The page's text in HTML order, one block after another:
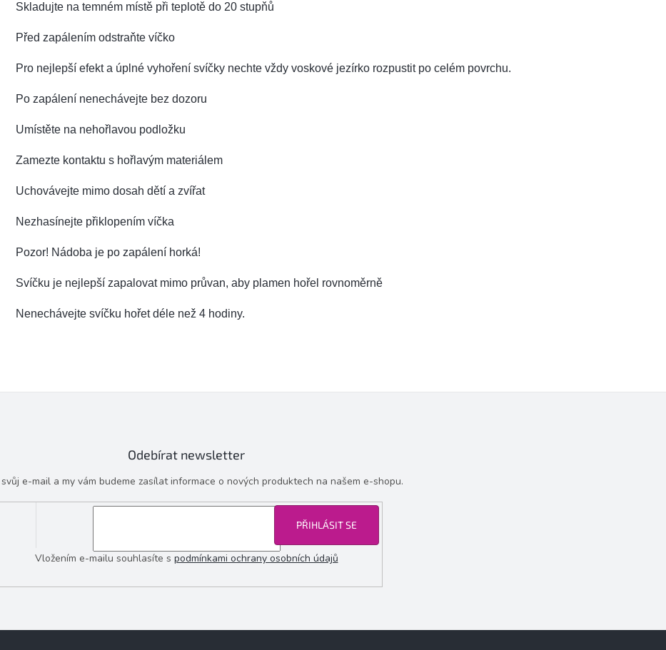
Skladujte na temném místě při teplotě do 20 stupňů
Před zapálením odstraňte víčko
Pro nejlepší efekt a úplné vyhoření svíčky nechte vždy voskové jezírko rozpustit po celém povrchu.
Po zapálení nenechávejte bez dozoru
Umístěte na nehořlavou podložku
Zamezte kontaktu s hořlavým materiálem
Uchovávejte mimo dosah dětí a zvířat
Nezhasínejte přiklopením víčka
Pozor! Nádoba je po zapálení horká!
Svíčku je nejlepší zapalovat mimo průvan, aby plamen hořel rovnoměrně
Nenechávejte svíčku hořet déle než 4 hodiny.
Odebírat newsletter
e-mail a my vám budeme zasílat informace o nových produktech na našem e-shopu.
Vložením e-mailu souhlasíte s podmínkami ochrany osobních údajů
PŘIHLÁSIT SE